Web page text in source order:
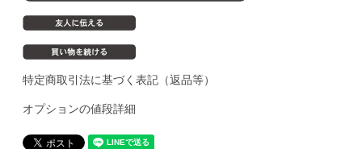
特定商取引法に基づく表記（返品等）
オプションの値段詳細